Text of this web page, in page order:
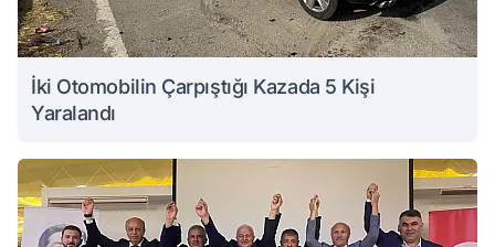
İki Otomobilin Çarpıştığı Kazada 5 Kişi
Yaralandı